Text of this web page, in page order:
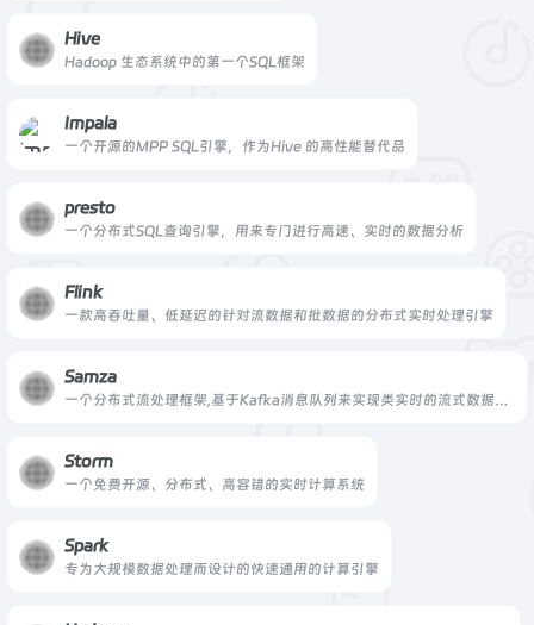
Hive
Hadoop 生态系统中的第一个SQL框架
Impala
一个开源的MPP SQL引擎，作为Hive 的高性能替代品
presto
一个分布式SQL查询引擎，用来专门进行高速、实时的数据分析
Flink
一款高吞吐量、低延迟的针对流数据和批数据的分布式实时处理引擎
Samza
一个分布式流处理框架,基于Kafka消息队列来实现类实时的流式数据处理
Storm
一个免费开源、分布式、高容错的实时计算系统
Spark
专为大规模数据处理而设计的快速通用的计算引擎